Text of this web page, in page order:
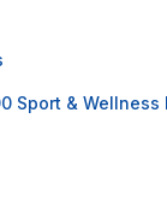
Sport & Wellness